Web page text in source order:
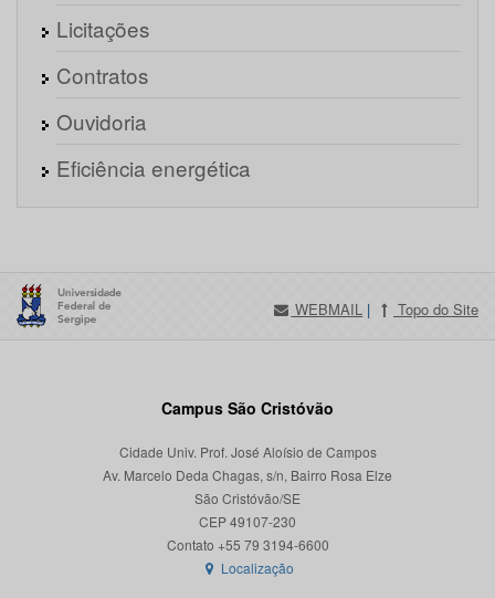
Licitações
Contratos
Ouvidoria
Eficiência energética
WEBMAIL | Topo do Site
Campus São Cristóvão
Cidade Univ. Prof. José Aloísio de Campos
Av. Marcelo Deda Chagas, s/n, Bairro Rosa Elze
São Cristóvão/SE
CEP 49107-230
Localização